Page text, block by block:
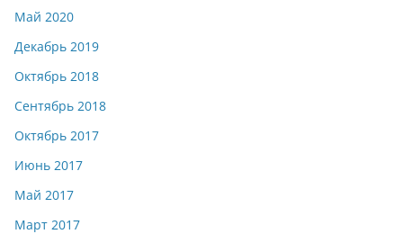
Май 2020
Декабрь 2019
Октябрь 2018
Сентябрь 2018
Октябрь 2017
Июнь 2017
Май 2017
Март 2017